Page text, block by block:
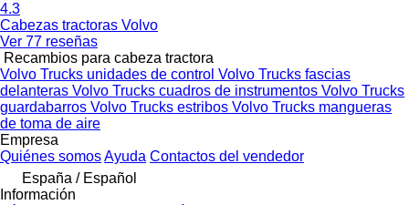
4.3
Cabezas tractoras Volvo
Ver 77 reseñas
Recambios para cabeza tractora
Volvo Trucks unidades de control Volvo Trucks fascias
delanteras Volvo Trucks cuadros de instrumentos Volvo Trucks
guardabarros Volvo Trucks estribos Volvo Trucks mangueras
de toma de aire
Empresa
Quiénes somosAyuda Contactos del vendedor
España / Español
Información